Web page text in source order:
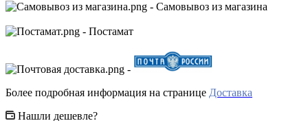
- Самовывоз из магазина
- Постамат
-
Более подробная информация на странице Доставка
Нашли дешевле?